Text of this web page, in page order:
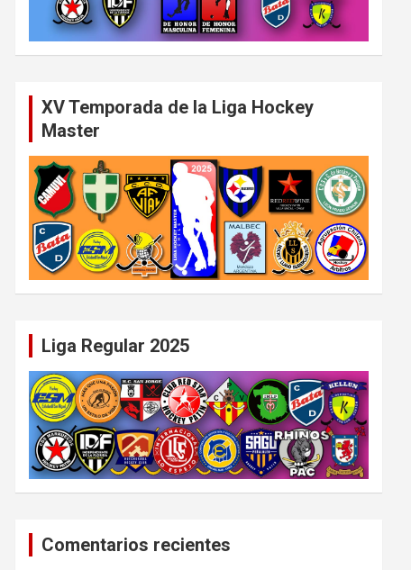
XV Temporada de la Liga Hockey
Master
Liga Regular 2025
Comentarios recientes